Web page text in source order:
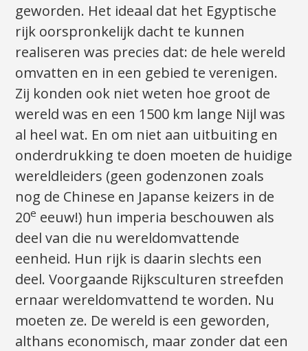
geworden. Het ideaal dat het Egyptische
rijk oorspronkelijk dacht te kunnen
realiseren was precies dat: de hele wereld
omvatten en in een gebied te verenigen.
Zij konden ook niet weten hoe groot de
wereld was en een 1500 km lange Nijl was
al heel wat. En om niet aan uitbuiting en
onderdrukking te doen moeten de huidige
wereldleiders (geen godenzonen zoals
nog de Chinese en Japanse keizers in de
20e eeuw!) hun imperia beschouwen als
deel van die nu wereldomvattende
eenheid. Hun rijk is daarin slechts een
deel. Voorgaande Rijksculturen streefden
ernaar wereldomvattend te worden. Nu
moeten ze. De wereld is een geworden,
althans economisch, maar zonder dat een